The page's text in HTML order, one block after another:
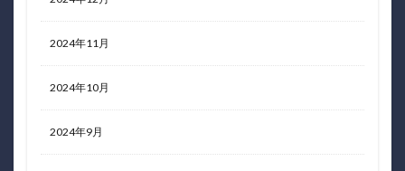
2024年11月
2024年10月
2024年9月